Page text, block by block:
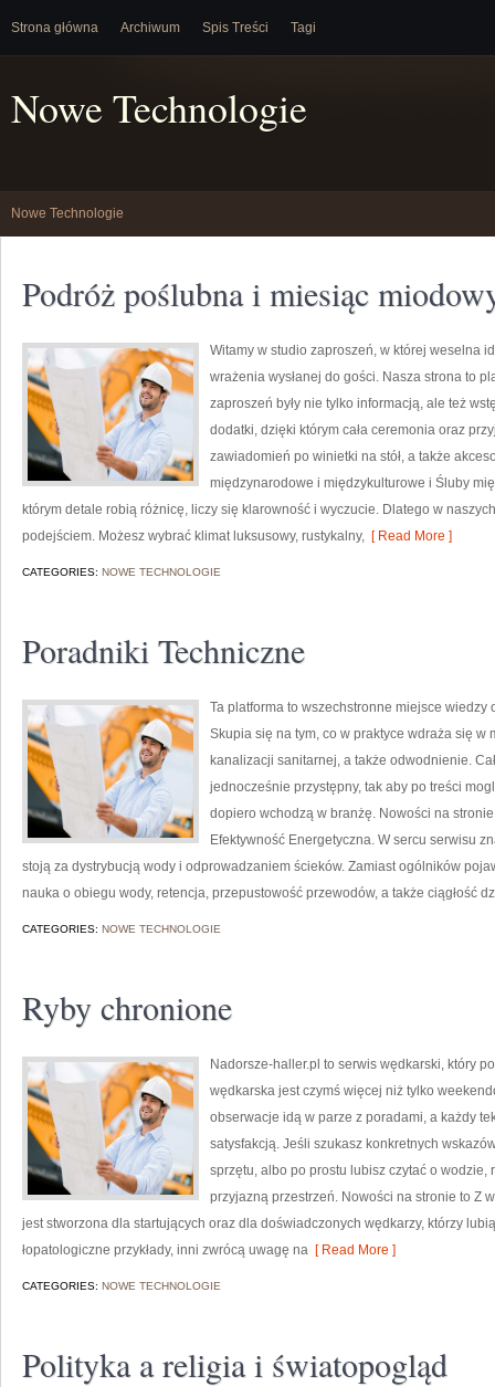
Strona główna Archiwum Spis Treści Tagi
Nowe Technologie
Nowe Technologie
Podróż poślubna i miesiąc
Witamy w studio zaproszeń, w której weselna
wrażenia wysłanej do gości. Nasza strona to
zaproszeń były nie tylko informacją, ale też
dodatki, dzięki którym cała ceremonia oraz
zawiadomień po winietki na stół, a także
międzynarodowe i międzykulturowe i Śluby
którym detale robią różnicę, liczy się klarowność i wyczucie. Dlatego w
podejściem. Możesz wybrać klimat luksusowy, rustykalny, [ Read More ]
CATEGORIES: NOWE TECHNOLOGIE
Poradniki Techniczne
Ta platforma to wszechstronne miejsce
Skupia się na tym, co w praktyce wdraża się
kanalizacji sanitarnej, a także odwodnienie.
jednocześnie przystępny, tak aby po treści
dopiero wchodzą w branżę. Nowości na
Efektywność Energetyczna. W sercu serwisu
stoją za dystrybucją wody i odprowadzaniem ścieków. Zamiast ogólników
nauka o obiegu wody, retencja, przepustowość przewodów, a także ciągłość
CATEGORIES: NOWE TECHNOLOGIE
Ryby chronione
Nadorsze-haller.pl to serwis wędkarski, który
wędkarska jest czymś więcej niż tylko
obserwacje idą w parze z poradami, a każdy
satysfakcją. Jeśli szukasz konkretnych
sprzętu, albo po prostu lubisz czytać o
przyjazną przestrzeń. Nowości na stronie to Z
jest stworzona dla startujących oraz dla doświadczonych wędkarzy, którzy
łopatologiczne przykłady, inni zwrócą uwagę na [ Read More ]
CATEGORIES: NOWE TECHNOLOGIE
Polityka a religia i światopogląd